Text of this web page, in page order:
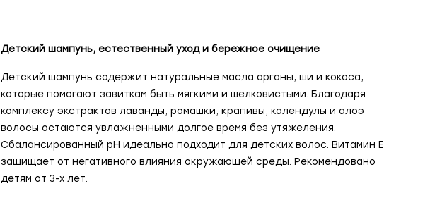
Детский шампунь, естественный уход и бережное очищение
Детский шампунь содержит натуральные масла арганы, ши и кокоса,
которые помогают завиткам быть мягкими и шелковистыми. Благодаря
комплексу экстрактов лаванды, ромашки, крапивы, календулы и алоэ
волосы остаются увлажненными долгое время без утяжеления.
Сбалансированный рН идеально подходит для детских волос. Витамин Е
защищает от негативного влияния окружающей среды. Рекомендовано
детям от 3-х лет.